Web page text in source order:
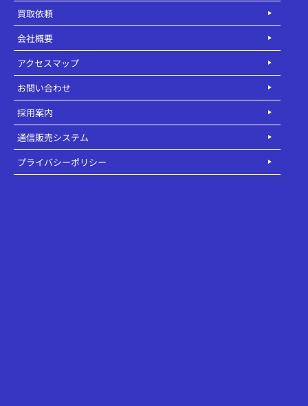
買取依頼
会社概要
アクセスマップ
お問い合わせ
採用案内
通信販売システム
プライバシーポリシー